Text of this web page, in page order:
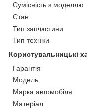
Сумісність з моделлю
Стан
Тип запчастини
Тип техніки
Користувальницькі
Гарантія
Мoдель
Марка автомобіля
Матеріал